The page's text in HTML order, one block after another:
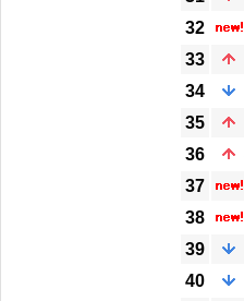
32
33
34
35
36
37
38
39
40